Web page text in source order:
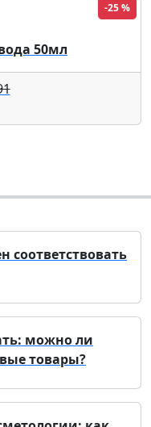
-25 %
50мл
можно ли
товары?